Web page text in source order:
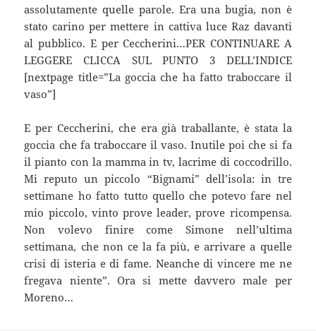
assolutamente quelle parole. Era una bugia, non è
stato carino per mettere in cattiva luce Raz davanti
al pubblico. E per Ceccherini…PER CONTINUARE A
LEGGERE CLICCA SUL PUNTO 3 DELL’INDICE
[nextpage title=”La goccia che ha fatto traboccare il
vaso”]
E per Ceccherini, che era già traballante, è stata la
goccia che fa traboccare il vaso. Inutile poi che si fa
il pianto con la mamma in tv, lacrime di coccodrillo.
Mi reputo un piccolo “Bignami” dell’isola: in tre
settimane ho fatto tutto quello che potevo fare nel
mio piccolo, vinto prove leader, prove ricompensa.
Non volevo finire come Simone nell’ultima
settimana, che non ce la fa più, e arrivare a quelle
crisi di isteria e di fame. Neanche di vincere me ne
fregava niente”. Ora si mette davvero male per
Moreno…